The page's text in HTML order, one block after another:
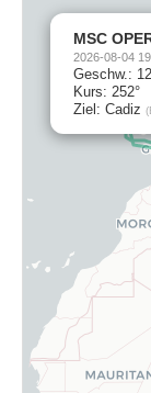
MSC
2026-08-04
Geschw.:
Kurs: 252°
Ziel: Cadiz